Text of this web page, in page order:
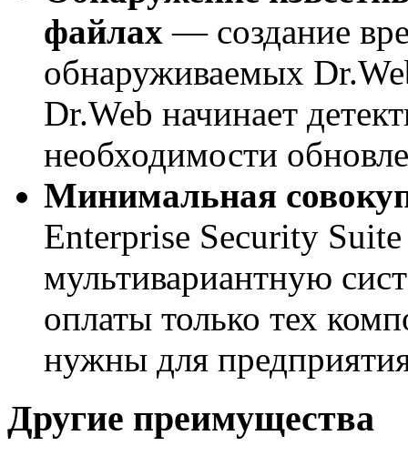
файлах — создание
обнаруживаемых
Dr.Web начинает
необходимости
Минимальная
Enterprise Security
мультивариантную
оплаты только тех
нужны для
Другие преимущества